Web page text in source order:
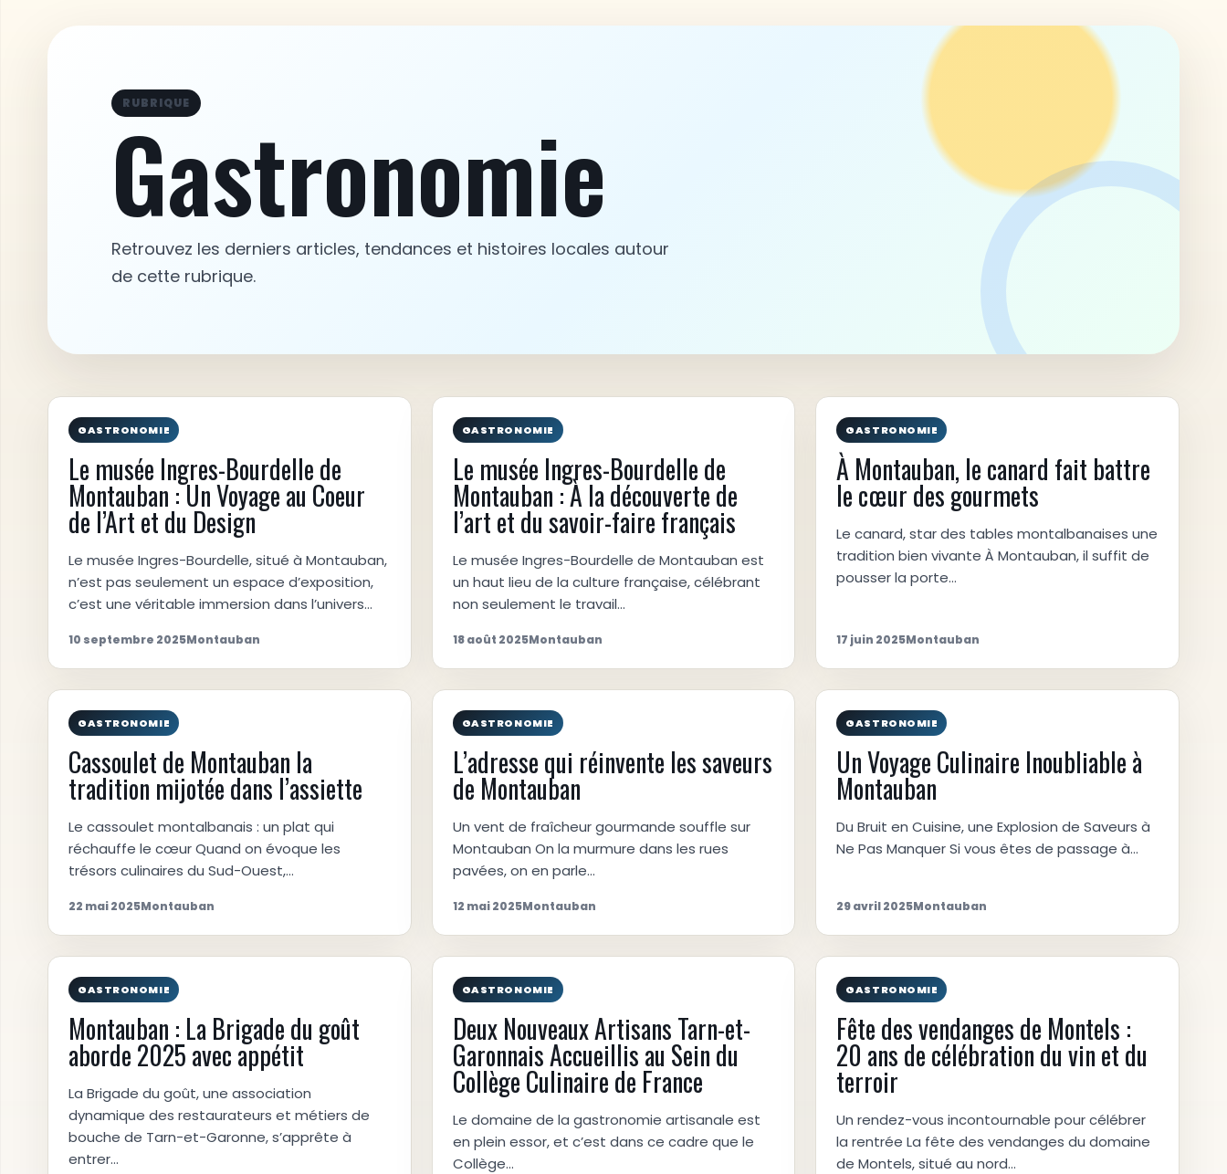
RUBRIQUE
Gastronomie
Retrouvez les derniers articles, tendances et histoires locales autour
de cette rubrique.
GASTRONOMIE
Le musée Ingres-Bourdelle de
Montauban : Un Voyage au Coeur
de l’Art et du Design
Le musée Ingres-Bourdelle, situé à Montauban,
n’est pas seulement un espace d’exposition,
c’est une véritable immersion dans l’univers…
10 septembre 2025Montauban
GASTRONOMIE
Le musée Ingres-Bourdelle de
Montauban : À la découverte de
l’art et du savoir-faire français
Le musée Ingres-Bourdelle de Montauban est
un haut lieu de la culture française, célébrant
non seulement le travail…
18 août 2025Montauban
GASTRONOMIE
À Montauban, le canard fait battre
le cœur des gourmets
Le canard, star des tables montalbanaises une
tradition bien vivante À Montauban, il suffit de
pousser la porte…
17 juin 2025Montauban
GASTRONOMIE
Cassoulet de Montauban la
tradition mijotée dans l’assiette
Le cassoulet montalbanais : un plat qui
réchauffe le cœur Quand on évoque les
trésors culinaires du Sud-Ouest,…
22 mai 2025Montauban
GASTRONOMIE
L’adresse qui réinvente les saveurs
de Montauban
Un vent de fraîcheur gourmande souffle sur
Montauban On la murmure dans les rues
pavées, on en parle…
12 mai 2025Montauban
GASTRONOMIE
Un Voyage Culinaire Inoubliable à
Montauban
Du Bruit en Cuisine, une Explosion de Saveurs à
Ne Pas Manquer Si vous êtes de passage à…
29 avril 2025Montauban
GASTRONOMIE
Montauban : La Brigade du goût
aborde 2025 avec appétit
La Brigade du goût, une association
dynamique des restaurateurs et métiers de
bouche de Tarn-et-Garonne, s’apprête à
entrer…
GASTRONOMIE
Deux Nouveaux Artisans Tarn-et-
Garonnais Accueillis au Sein du
Collège Culinaire de France
Le domaine de la gastronomie artisanale est
en plein essor, et c’est dans ce cadre que le
Collège…
GASTRONOMIE
Fête des vendanges de Montels :
20 ans de célébration du vin et du
terroir
Un rendez-vous incontournable pour célébrer
la rentrée La fête des vendanges du domaine
de Montels, situé au nord…